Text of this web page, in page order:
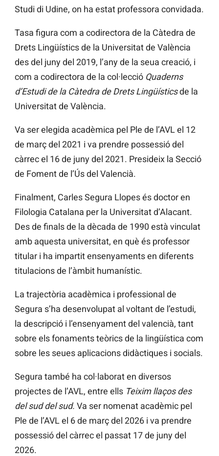
Studi di Udine, on ha estat professora convidada.
Tasa figura com a codirectora de la Càtedra de
Drets Lingüístics de la Universitat de València
des del juny del 2019, l’any de la seua creació, i
com a codirectora de la col·lecció Quaderns
d’Estudi de la Càtedra de Drets Lingüísticsde la
Universitat de València.
Va ser elegida acadèmica pel Ple de l’AVL el 12
de març del 2021 i va prendre possessió del
càrrec el 16 de juny del 2021. Presideix la Secció
de Foment de l’Ús del Valencià.
Finalment, Carles Segura Llopes és doctor en
Filologia Catalana per la Universitat d’Alacant.
Des de finals de la dècada de 1990 està vinculat
amb aquesta universitat, en què és professor
titular i ha impartit ensenyaments en diferents
titulacions de l’àmbit humanístic.
La trajectòria acadèmica i professional de
Segura s’ha desenvolupat al voltant de l’estudi,
la descripció i l’ensenyament del valencià, tant
sobre els fonaments teòrics de la lingüística com
sobre les seues aplicacions didàctiques i socials.
Segura també ha col·laborat en diversos
projectes de l’AVL, entre ells Teixim llaços des
del sud del sud. Va ser nomenat acadèmic pel
Ple de l’AVL el 6 de març del 2026 i va prendre
possessió del càrrec el passat 17 de juny del
2026.